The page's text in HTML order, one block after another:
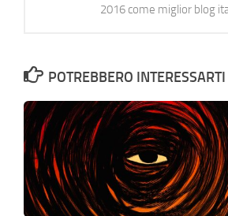
2016 come miglior blog
POTREBBERO